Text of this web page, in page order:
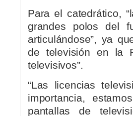
Para el catedrático,
grandes polos del
articulándose”, ya
de televisión en la
televisivos”.
“Las licencias
importancia,
pantallas de